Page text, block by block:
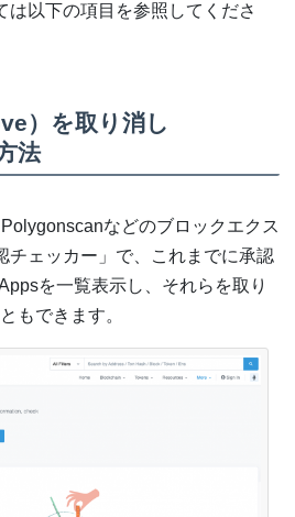
は以下の項目を参照してくださ
）を取り消し
法
などのブロックエクス
チェッカー」で、これまでに承認
を一覧表示し、それらを取り
もできます。